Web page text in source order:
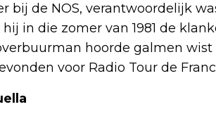
bij de NOS, verantwoordelijk
hij in die zomer van 1981 de
hoorde galmen
voor Radio Tour de